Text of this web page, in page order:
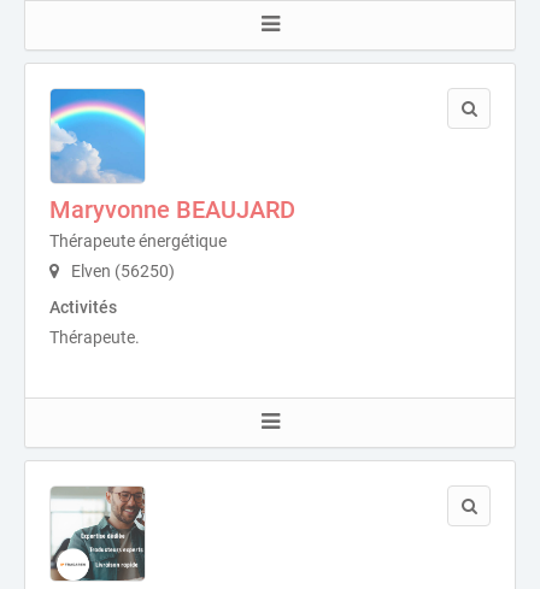
Maryvonne BEAUJARD
Thérapeute énergétique
Elven (56250)
Activités
Thérapeute.